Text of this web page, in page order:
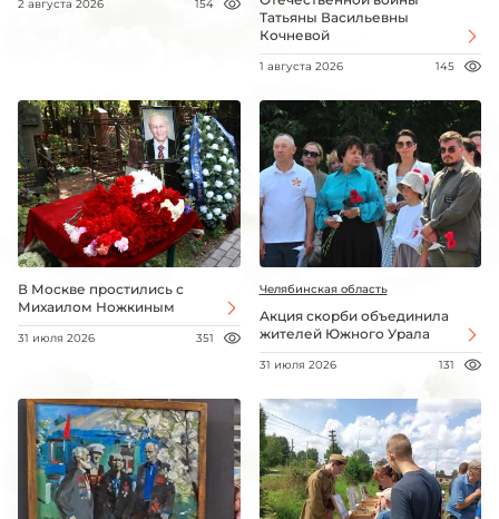
2 августа 2026 154
Татьяны Васильевны
Кочневой
1 августа 2026 145
В Москве простились с
Михаилом Ножкиным
31 июля 2026 351
Челябинская область
Акция скорби объединила
жителей Южного Урала
31 июля 2026 131